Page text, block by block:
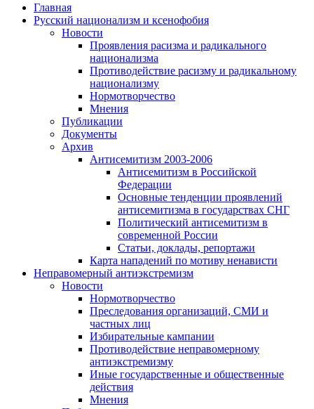
Главная
Русский национализм и ксенофобия
Новости
Проявления расизма и радикального
национализма
Противодействие расизму и радикальному
национализму
Нормотворчество
Мнения
Публикации
Документы
Архив
Антисемитизм 2003-2006
Антисемитизм в Российской
Федерации
Основные тенденции проявлений
антисемитизма в государствах СНГ
Политический антисемитизм в
современной России
Статьи, доклады, репортажи
Карта нападений по мотиву ненависти
Неправомерный антиэкстремизм
Новости
Нормотворчество
Преследования организаций, СМИ и
частных лиц
Избирательные кампании
Противодействие неправомерному
антиэкстремизму
Иные государственные и общественные
действия
Мнения